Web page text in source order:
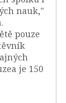
nauk,"
pouze
je 150